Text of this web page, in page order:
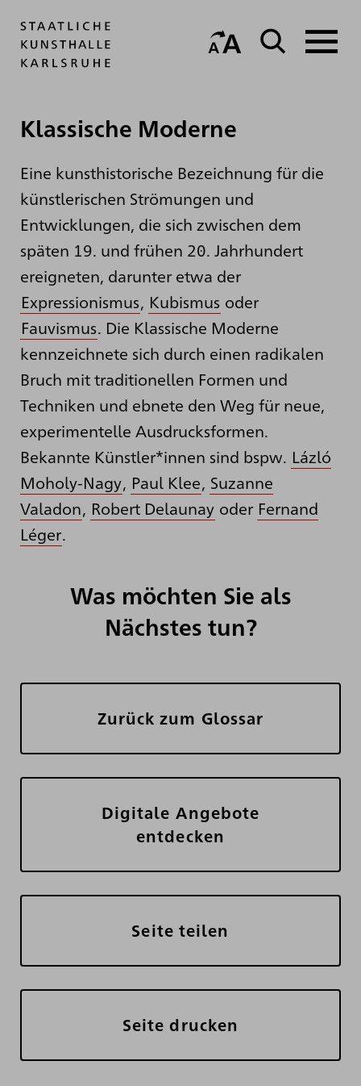
Klassische Moderne
Eine kunsthistorische Bezeichnung für die
künstlerischen Strömungen und
Entwicklungen, die sich zwischen dem
späten 19. und frühen 20. Jahrhundert
ereigneten, darunter etwa der
Expressionismus, Kubismus oder
Fauvismus. Die Klassische Moderne
kennzeichnete sich durch einen radikalen
Bruch mit traditionellen Formen und
Techniken und ebnete den Weg für neue,
experimentelle Ausdrucksformen.
Bekannte Künstler*innen sind bspw. Lázló
Moholy-Nagy, Paul Klee, Suzanne
Valadon, Robert Delaunay oder Fernand
Léger.
Was möchten Sie als
Nächstes tun?
Zurück zum Glossar
Digitale Angebote
entdecken
Seite teilen
Seite drucken